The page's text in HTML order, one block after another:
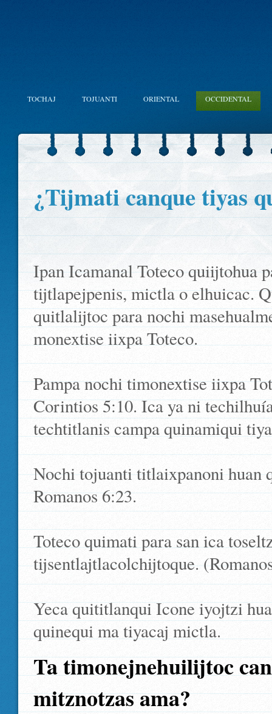
TOCHAJ TOJUANTI ORIENTAL OCCIDENTAL
¿Tijmati canque tiyas
Ipan Icamanal Toteco quiijtohua
tijtlapejpenis, mictla o elhuicac.
quitlalijtoc para nochi
monextise iixpa Toteco.
Pampa nochi timonextise iixpa
Corintios 5:10. Ica ya ni
techtitlanis campa quinamiqui
Nochi tojuanti titlaixpanoni huan
Romanos 6:23.
Toteco quimati para san ica
tijsentlajtlacolchijtoque.
Yeca quititlanqui Icone iyojtzi
quinequi ma tiyacaj mictla.
Ta timonejnehuilijtoc
mitznotzas ama?